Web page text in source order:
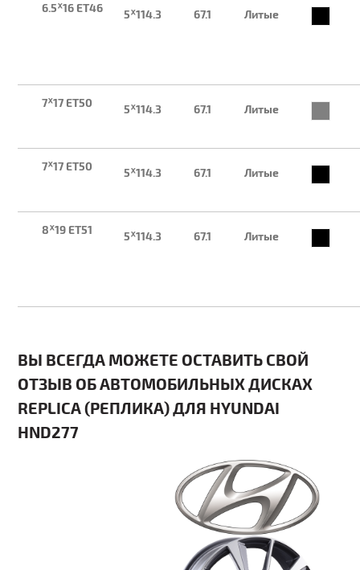
6.5ᕁ16 ET46 5ᕁ114.3 67.1 Литые
7ᕁ17 ET50 5ᕁ114.3 67.1 Литые
7ᕁ17 ET50 5ᕁ114.3 67.1 Литые
8ᕁ19 ET51 5ᕁ114.3 67.1 Литые
ВЫ ВСЕГДА МОЖЕТЕ ОСТАВИТЬ СВОЙ
ОТЗЫВ ОБ АВТОМОБИЛЬНЫХ ДИСКАХ
REPLICA (РЕПЛИКА) ДЛЯ HYUNDAI
HND277